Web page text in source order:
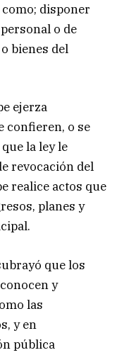
disponer
o de
bienes del
ejerza
confieren, o se
la ley le
revocación del
realice actos que
planes y
que los
y
las
y en
pública